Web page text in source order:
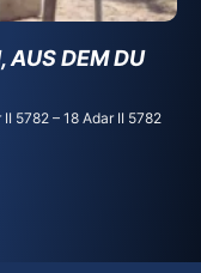
AUS DEM DU
5782 – 18 Adar II 5782